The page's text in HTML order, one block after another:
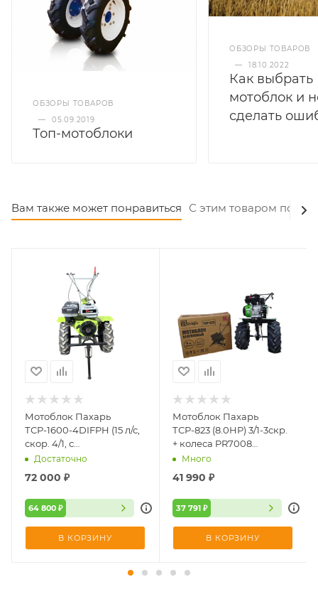
ОБЗОРЫ ТОВАРОВ
—
05.09.2019
Топ-мотоблоки
ОБЗОРЫ ТОВАРОВ
—
18.10.2022
Как выбрать
мотоблок и
сделать
Вам также может понравиться С этим товаром
Мотоблок Пахарь
ТСР-1600-4DIFPH (15 л/с,
скор. 4/1, с
дифференциалом) +
Достаточно
72 000 ₽
64 800 ₽
В КОРЗИНУ
Мотоблок Пахарь
ТСР-823 (8.0HP) 3/1-3скр.
+ колеса PR7008
Экстрим (7.00-8 19")
Много
41 990 ₽
37 791 ₽
В КОРЗИНУ